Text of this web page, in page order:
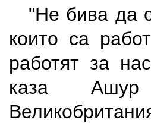
"Не бива да
които са
работят за
каза